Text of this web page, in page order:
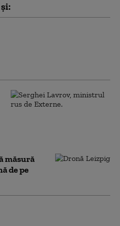
măsură
de pe